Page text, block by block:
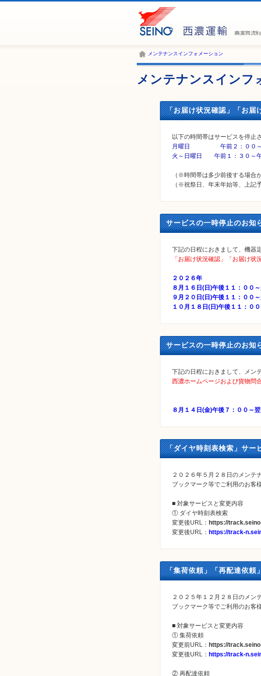
メンテナンスインフォメーション
メンテナンスインフ
「お届け状況確認」「お届
以下の時間帯はサービスを停止
月曜日 午前２：００～午
火～日曜日 午前１：３０～午
（※時間帯は多少前後する場合
（※祝祭日、年末年始等、上記
サービスの一時停止のお
下記の日程におきまして、機器
「お届け状況確認」「お届け状
２０２６年
８月１６日(日)午後１１：００
９月２０日(日)午後１１：００
１０月１８日(日)午後１１：０
サービスの一時停止のお
下記の日程におきまして、メン
西濃ホームページおよび貨物問
８月１４日(金)午後７：００～
「ダイヤ時刻表検索」サ
２０２６年５月２８日のメンテ
ブックマーク等でご利用のお客
■ 対象サービスと変更内容
① ダイヤ時刻表検索
変更後URL： https://
変更後URL： https://track-
「集荷依頼」「再配達依頼
２０２５年１２月２８日のメン
ブックマーク等でご利用のお客
■ 対象サービスと変更内容
① 集荷依頼
変更前URL： https://
変更後URL： https://track-
② 再配達依頼